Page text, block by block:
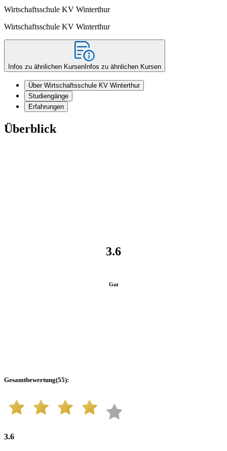
Wirtschaftsschule KV Winterthur
Wirtschaftsschule KV Winterthur
Infos zu ähnlichen Kursen Infos zu ähnlichen Kursen
Über Wirtschaftsschule KV Winterthur
Studiengänge
Erfahrungen
Überblick
3.6
Gut
Gesamtbewertung(55):
3.6